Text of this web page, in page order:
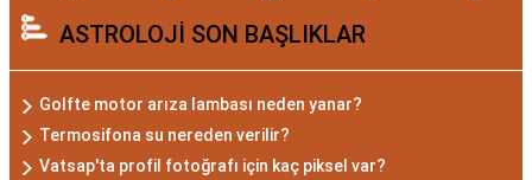
tarihleri arasında doğanları ifade eder. Bu
dönemde doğan bireyler genellikle gizemli ve derin
düşünce yapısına sahiptir. Akrep burcunun temel
özellikleri arasında kararlılık, cesaret ve tutku
bulunur. Akrepler, hedeflerine ulaşmak için
ASTROLOJİ SON BAŞLIKLAR
Golfte motor arıza lambası neden yanar?
Termosifona su nereden verilir?
Vatsap'ta profil fotoğrafı için kaç piksel var?